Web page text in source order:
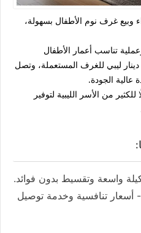
وبيع غرف نوم الأطفال بسهولة،
تناسب أعمار الأطفال
للغرف المستعملة، وتصل
عالية الجودة.
من الأسر الليبية لتوفير
واسعة وتقسيط بدون فوائد.
أسعار تنافسية وخدمة توصيل